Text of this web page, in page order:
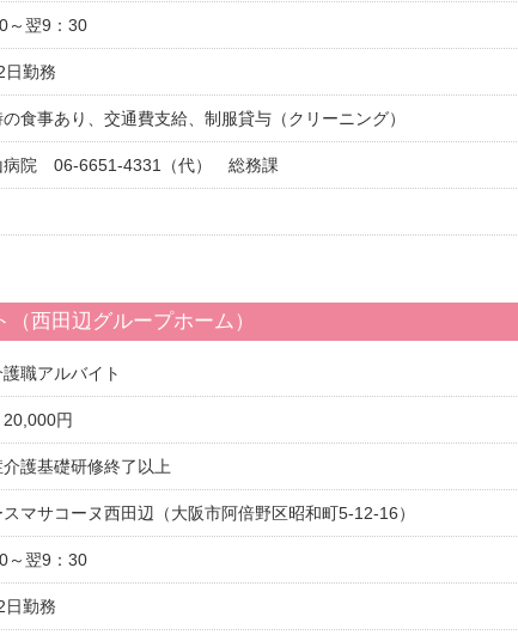
～翌9：30
日勤務
食事あり、交通費支給、制服貸与（クリーニング）
病院 06-6651-4331（代） 総務課
西田辺グループホーム）
職アルバイト
円
護基礎研修終了以上
マサコーヌ西田辺（大阪市阿倍野区昭和町5-12-16）
～翌9：30
日勤務